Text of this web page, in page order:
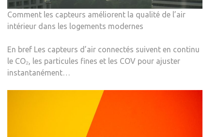
Comment les capteurs améliorent la qualité de l’air
intérieur dans les logements modernes
En bref Les capteurs d’air connectés suivent en continu
le CO₂, les particules fines et les COV pour ajuster
instantanément…